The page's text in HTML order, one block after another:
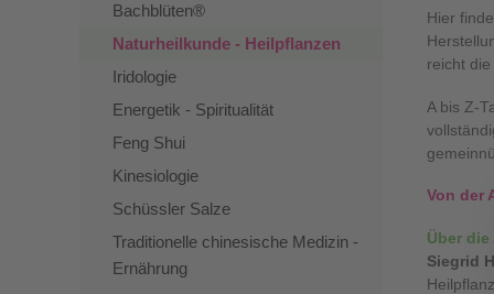
Hier
reicht
A bis Z-
Von der
Über die
Siegrid
Bachblüten®
Naturheilkunde - Heilpflanzen
Iridologie
Energetik - Spiritualität
Feng Shui
Kinesiologie
Schüssler Salze
Traditionelle chinesische Medizin -
Ernährung